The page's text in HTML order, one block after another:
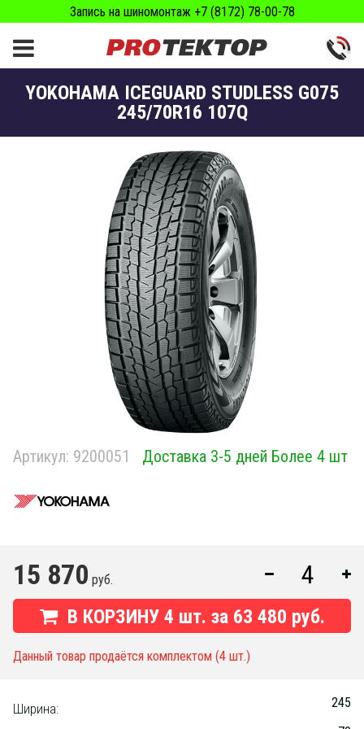
Запись на шиномонтаж +7 (8172) 78-00-78
YOKOHAMA ICEGUARD STUDLESS G075
245/70R16 107Q
Артикул: 9200051 Доставка 3-5 дней Более 4 шт
15 870 руб.
В КОРЗИНУ 4 шт. за 63 480 руб.
Данный товар продаётся комплектом (4 шт.)
Ширина:
245